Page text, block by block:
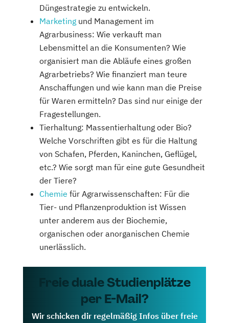
Düngestrategie zu entwickeln.
Marketing und Management im
Agrarbusiness: Wie verkauft man
Lebensmittel an die Konsumenten? Wie
organisiert man die Abläufe eines großen
Agrarbetriebs? Wie finanziert man teure
Anschaffungen und wie kann man die Preise
für Waren ermitteln? Das sind nur einige der
Fragestellungen.
Tierhaltung: Massentierhaltung oder Bio?
Welche Vorschriften gibt es für die Haltung
von Schafen, Pferden, Kaninchen, Geflügel,
etc.? Wie sorgt man für eine gute Gesundheit
der Tiere?
Chemie für Agrarwissenschaften: Für die
Tier- und Pflanzenproduktion ist Wissen
unter anderem aus der Biochemie,
organischen oder anorganischen Chemie
unerlässlich.
Freie duale Studienplätze
per E-Mail?
Wir schicken dir regelmäßig Infos über freie